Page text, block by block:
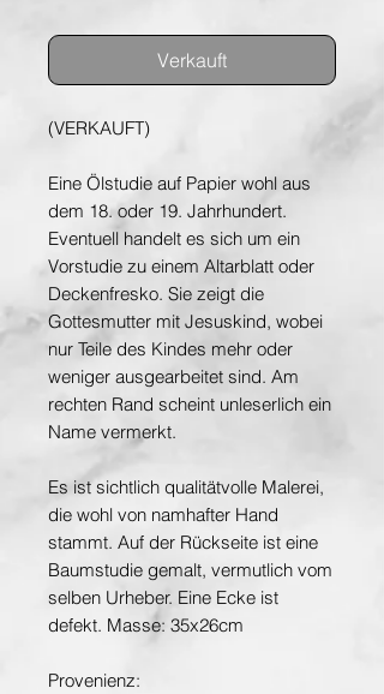
Verkauft
(VERKAUFT)
Eine Ölstudie auf Papier wohl aus
dem 18. oder 19. Jahrhundert.
Eventuell handelt es sich um ein
Vorstudie zu einem Altarblatt oder
Deckenfresko. Sie zeigt die
Gottesmutter mit Jesuskind, wobei
nur Teile des Kindes mehr oder
weniger ausgearbeitet sind. Am
rechten Rand scheint unleserlich ein
Name vermerkt.
Es ist sichtlich qualitätvolle Malerei,
die wohl von namhafter Hand
stammt. Auf der Rückseite ist eine
Baumstudie gemalt, vermutlich vom
selben Urheber. Eine Ecke ist
defekt. Masse: 35x26cm
Provenienz: